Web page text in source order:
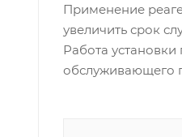
Применение
увеличить срок
Работа установки
обслуживающего